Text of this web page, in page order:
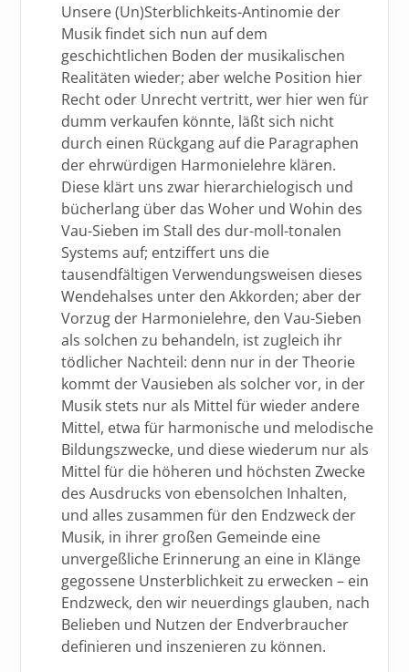
Unsere (Un)Sterblichkeits-Antinomie der
Musik findet sich nun auf dem
geschichtlichen Boden der musikalischen
Realitäten wieder; aber welche Position hier
Recht oder Unrecht vertritt, wer hier wen für
dumm verkaufen könnte, läßt sich nicht
durch einen Rückgang auf die Paragraphen
der ehrwürdigen Harmonielehre klären.
Diese klärt uns zwar hierarchielogisch und
bücherlang über das Woher und Wohin des
Vau-Sieben im Stall des dur-moll-tonalen
Systems auf; entziffert uns die
tausendfältigen Verwendungsweisen dieses
Wendehalses unter den Akkorden; aber der
Vorzug der Harmonielehre, den Vau-Sieben
als solchen zu behandeln, ist zugleich ihr
tödlicher Nachteil: denn nur in der Theorie
kommt der Vausieben als solcher vor, in der
Musik stets nur als Mittel für wieder andere
Mittel, etwa für harmonische und melodische
Bildungszwecke, und diese wiederum nur als
Mittel für die höheren und höchsten Zwecke
des Ausdrucks von ebensolchen Inhalten,
und alles zusammen für den Endzweck der
Musik, in ihrer großen Gemeinde eine
unvergeßliche Erinnerung an eine in Klänge
gegossene Unsterblichkeit zu erwecken – ein
Endzweck, den wir neuerdings glauben, nach
Belieben und Nutzen der Endverbraucher
definieren und inszenieren zu können.